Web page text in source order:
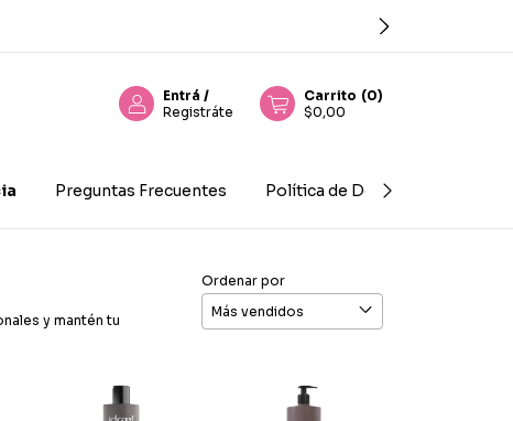
Entrá /
Registráte
Carrito (0)
$0,00
Preguntas Frecuentes Política de Devolución
y mantén tu
Ordenar por